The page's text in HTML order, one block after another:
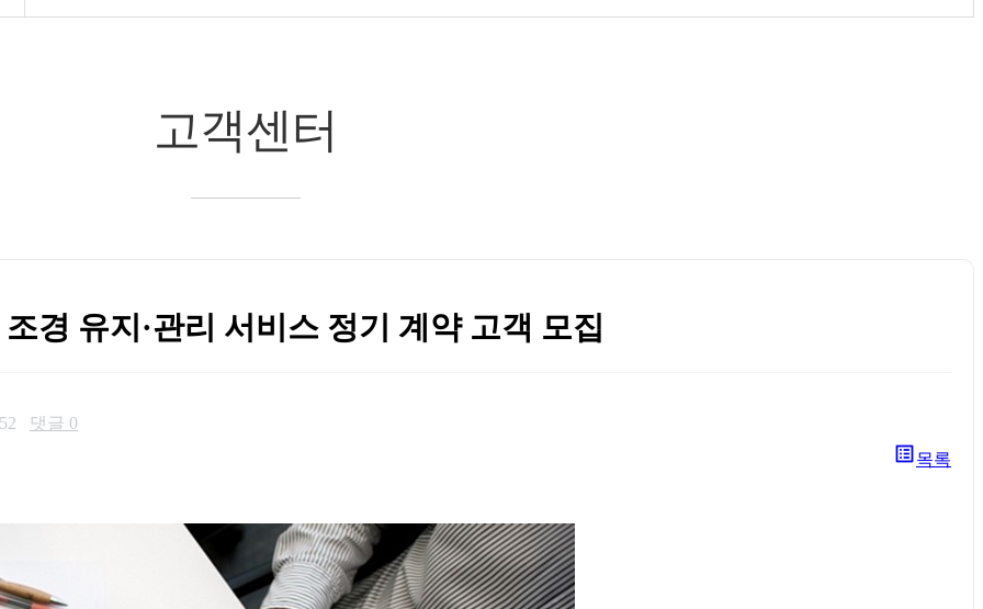
고객센터
조경 유지·관리 서비스 정기 계약 고객 모집
댓글 0
list_alt목록